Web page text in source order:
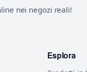
nei negozi reali!
Esplora